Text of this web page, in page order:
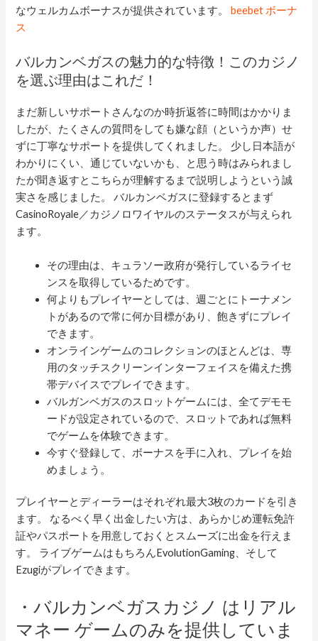
なウェルカムボーナスが提供されています。beebet ボーナ
ス
バルカンベガスの魅力的な特徴！このカジノ
を選ぶ理由はこれだ！
まだ新しいサポートさんなのか時折返答に時間はかかりま
したが、たくさんの質問をしても嫌な顔（というか声）せ
ずに丁寧なサポートを提供してくれました。 少し日本語が
わかりにくい、通じていないかも、と思う時はみられまし
たが聞き返すとこちらが理解するまで説明しようという誠
実さを感じました。 バルカンベガスに登録するとまず
CasinoRoyale／カジノロワイヤルのステータスが与えられ
ます。
その理由は、キュラソー政府が発行しているライセ
ンスを取得しているためです。
何よりもプレイヤーとしては、週ごとにトーナメン
トがあるので常に何か目標があり、飽きずにプレイ
できます。
オンラインゲームのコレクションのほとんどは、専
用のタッチスクリーンインターフェイスを備えた携
帯デバイスでプレイできます。
バルガンベガスのスロットゲームには、全てデモモ
ードが設定されているので、スロットであれば無料
でゲームを体験できます。
今すぐ登録して、ボーナスを手に入れ、プレイを始
めましょう。
プレイヤーとディーラーはそれぞれ最大3枚のカードを引き
ます。 なるべく早く出金したい方は、あらかじめ運転免許
証やパスポートを用意しておくとスムーズに出金を行えま
す。 ライブゲームはもちろんEvolutionGaming、そして
Ezugiがプレイできます。
・バルカンベガスカジノ はリアル
マネー ゲームのみを提供していま